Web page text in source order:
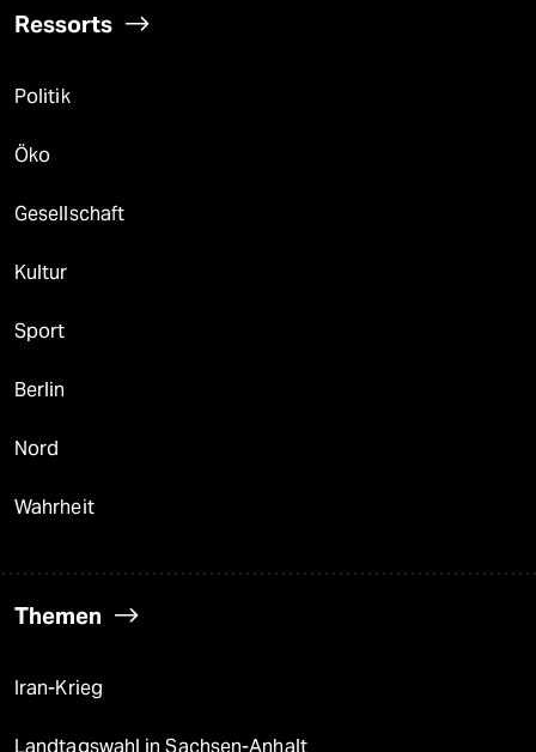
Ressorts
Politik
Öko
Gesellschaft
Kultur
Sport
Berlin
Nord
Wahrheit
Themen
Iran-Krieg
Landtagswahl in Sachsen-Anhalt